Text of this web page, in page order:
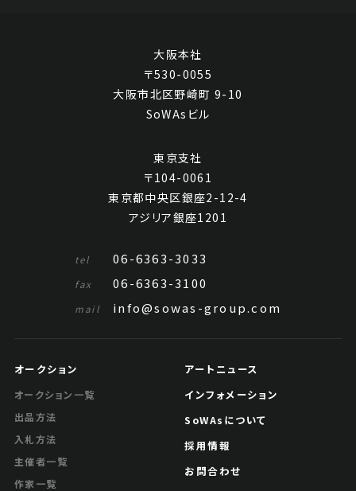
大阪本社
〒530-0055
大阪市北区野崎町 9-10
SoWAsビル
東京支社
〒104-0061
東京都中央区銀座2-12-4
アジリア銀座1201
tel 06-6363-3033
fax 06-6363-3100
mail info@sowas-group.com
オークション
オークション一覧
出品方法
入札方法
主催者一覧
作家一覧
アートニュース
インフォメーション
SoWAsについて
採用情報
お問合わせ